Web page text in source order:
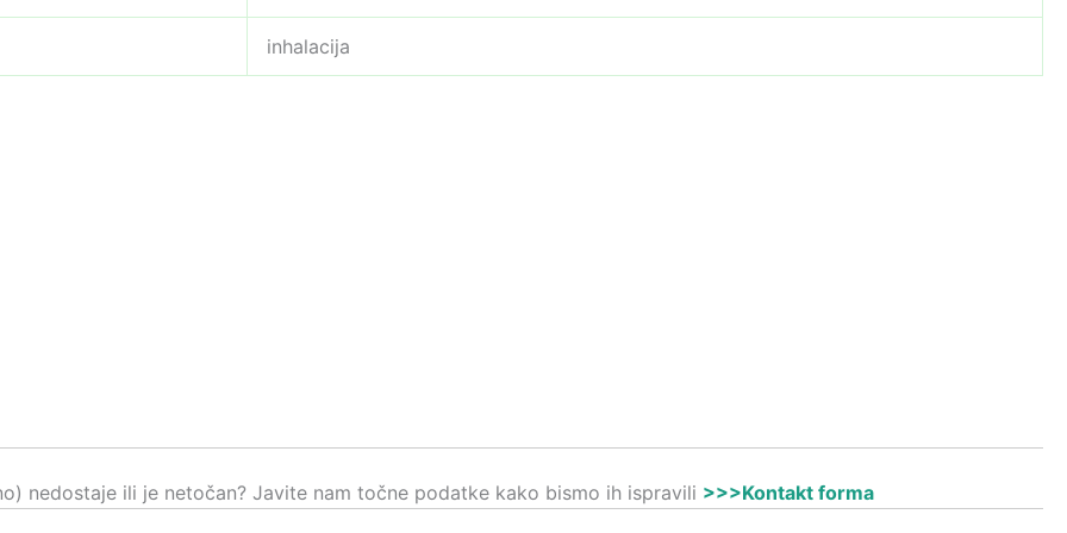
inhalacija
nedostaje ili je netočan? Javite nam točne podatke kako bismo ih ispravili >>>Kontakt forma